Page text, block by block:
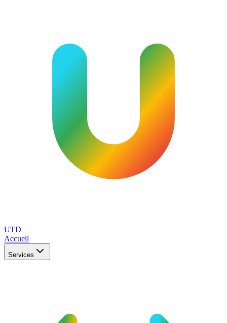
UTD
Accueil
Services